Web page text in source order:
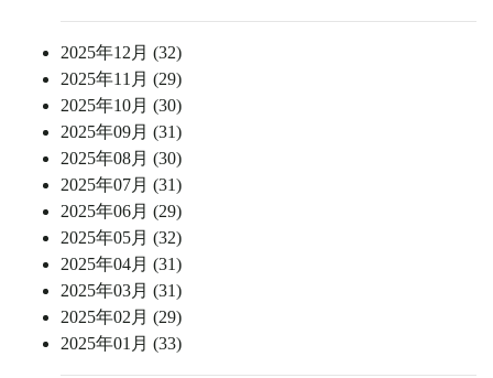
2025年12月 (32)
2025年11月 (29)
2025年10月 (30)
2025年09月 (31)
2025年08月 (30)
2025年07月 (31)
2025年06月 (29)
2025年05月 (32)
2025年04月 (31)
2025年03月 (31)
2025年02月 (29)
2025年01月 (33)